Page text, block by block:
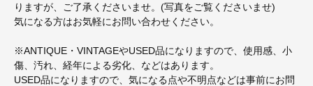
りますが、ご了承くださいませ。(写真をご覧くださいませ)
気になる方はお気軽にお問い合わせください。
※ANTIQUE・VINTAGEやUSED品になりますので、使用感、小
傷、汚れ、経年による劣化、などはあります。
USED品になりますので、気になる点や不明点などは事前にお問